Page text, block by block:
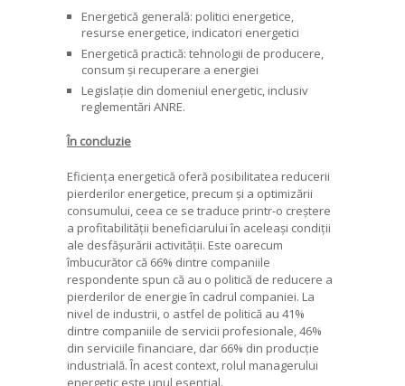
Energetică generală: politici energetice,
resurse energetice, indicatori energetici
Energetică practică: tehnologii de producere,
consum și recuperare a energiei
Legislație din domeniul energetic, inclusiv
reglementări ANRE.
În concluzie
Eficiența energetică oferă posibilitatea reducerii
pierderilor energetice, precum și a optimizării
consumului, ceea ce se traduce printr-o creștere
a profitabilității beneficiarului în aceleași condiții
ale desfășurării activității. Este oarecum
îmbucurător că 66% dintre companiile
respondente spun că au o politică de reducere a
pierderilor de energie în cadrul companiei. La
nivel de industrii, o astfel de politică au 41%
dintre companiile de servicii profesionale, 46%
din serviciile financiare, dar 66% din producție
industrială. În acest context, rolul managerului
energetic este unul esențial.